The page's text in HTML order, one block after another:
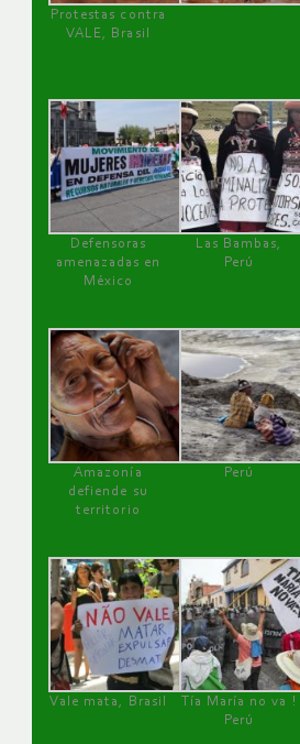
Protestas contra
VALE, Brasil
Defensoras
amenazadas en
México
Las Bambas,
Perú
Amazonía
defiende su
territorio
Perú
Vale mata, Brasil
Tía María no va !
Perú